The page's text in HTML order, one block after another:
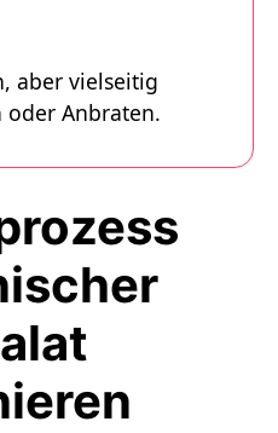
aber vielseitig
oder Anbraten.